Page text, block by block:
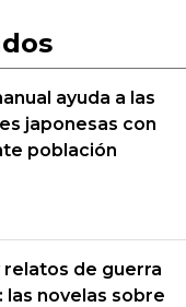
ayuda a las
japonesas con
población
relatos de guerra
las novelas sobre